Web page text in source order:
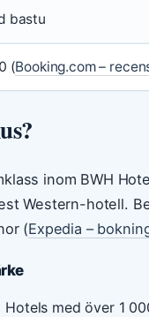
bastu
(Booking.com –
inom BWH
Western-hotell.
(Expedia –
Hotels med över 1